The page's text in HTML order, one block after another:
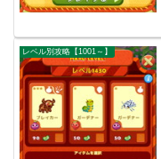
レベル別攻略【1001～】